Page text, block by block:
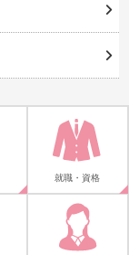
就職・資格